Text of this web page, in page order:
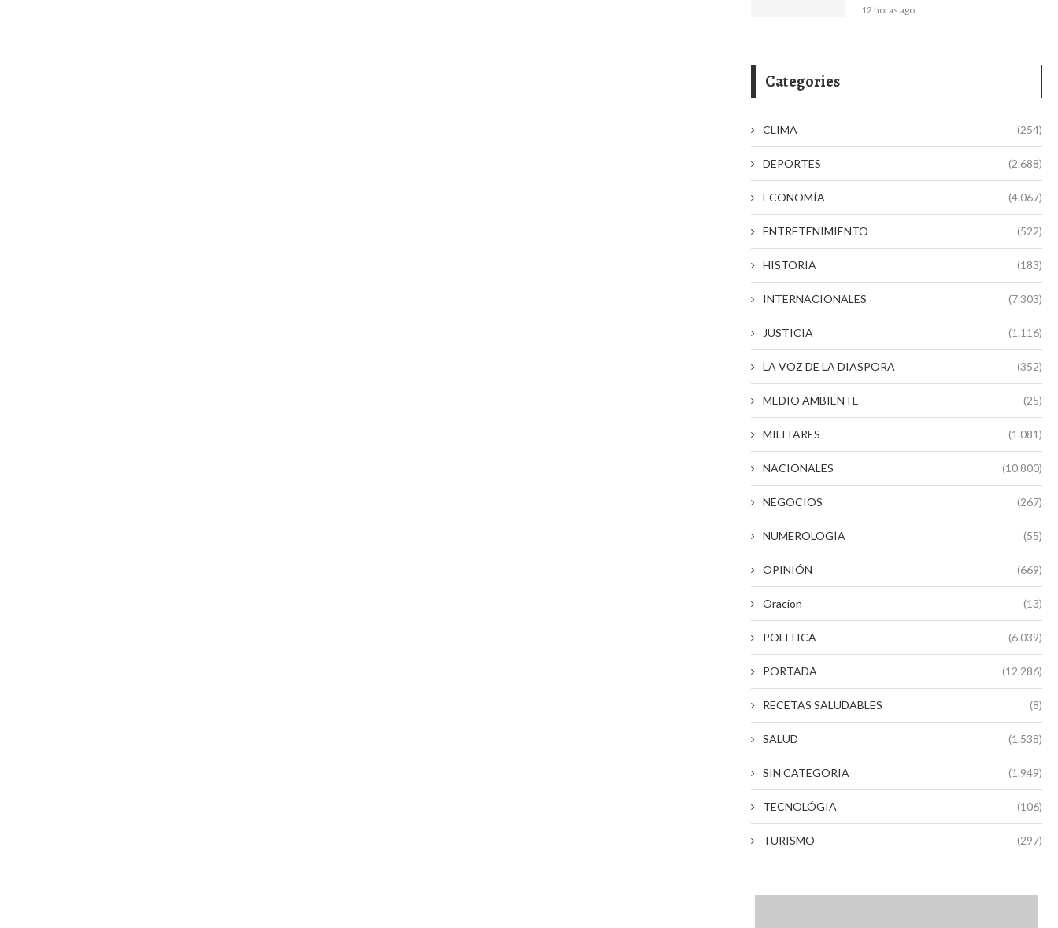
12 horas ago
Categories
CLIMA (254)
DEPORTES (2.688)
ECONOMÍA (4.067)
ENTRETENIMIENTO (522)
HISTORIA (183)
INTERNACIONALES (7.303)
JUSTICIA (1.116)
LA VOZ DE LA DIASPORA (352)
MEDIO AMBIENTE (25)
MILITARES (1.081)
NACIONALES (10.800)
NEGOCIOS (267)
NUMEROLOGÍA (55)
OPINIÓN (669)
Oracion (13)
POLITICA (6.039)
PORTADA (12.286)
RECETAS SALUDABLES (8)
SALUD (1.538)
SIN CATEGORIA (1.949)
TECNOLÓGIA (106)
TURISMO (297)